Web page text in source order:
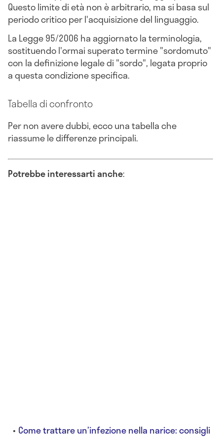
Questo limite di età non è arbitrario, ma si basa sul
periodo critico per l'acquisizione del linguaggio.
La Legge 95/2006 ha aggiornato la terminologia,
sostituendo l'ormai superato termine "sordomuto"
con la definizione legale di "sordo", legata proprio
a questa condizione specifica.
Tabella di confronto
Per non avere dubbi, ecco una tabella che
riassume le differenze principali.
Potrebbe interessarti anche:
Come trattare un’infezione nella narice: consigli